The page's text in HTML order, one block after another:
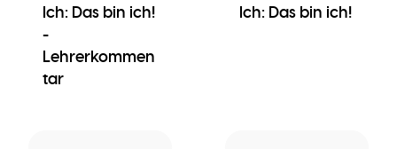
Ich: Das bin ich!
-
Lehrerkommen
tar
Ich: Das bin ich!